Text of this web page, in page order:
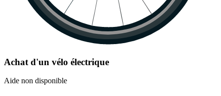
Achat d'un vélo électrique
Aide non disponible